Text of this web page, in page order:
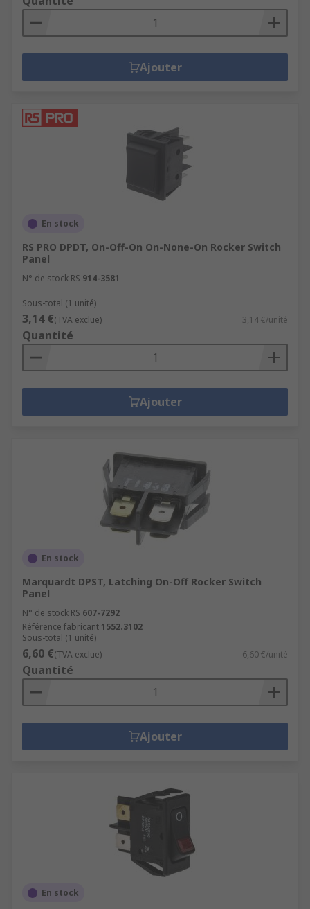
Ajouter
En stock
RS PRO DPDT, On-Off-On On-None-On Rocker Switch
Panel
N° de stock RS 914-3581
Sous-total (1 unité)
3,14 €(TVA exclue) 3,14 €/unité
Quantité
Ajouter
En stock
Marquardt DPST, Latching On-Off Rocker Switch
Panel
N° de stock RS 607-7292
Référence fabricant 1552.3102
Sous-total (1 unité)
6,60 €(TVA exclue) 6,60 €/unité
Quantité
Ajouter
En stock